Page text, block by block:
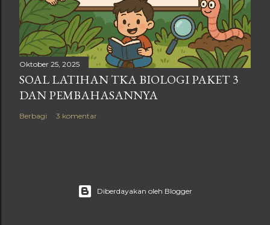
Oktober 25, 2025
SOAL LATIHAN TKA BIOLOGI PAKET 3
DAN PEMBAHASANNYA
Berbagi 3 komentar
Diberdayakan oleh Blogger